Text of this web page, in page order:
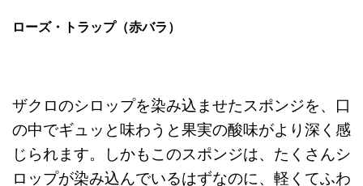
ローズ・トラップ（赤バラ）
ザクロのシロップを染み込ませたスポンジを、口
の中でギュッと味わうと果実の酸味がより深く感
じられます。しかもこのスポンジは、たくさんシ
ロップが染み込んでいるはずなのに、軽くてふわ